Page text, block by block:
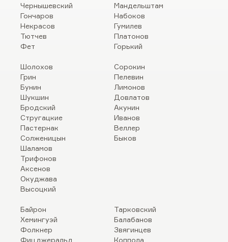
Чернышевский
Гончаров
Некрасов
Тютчев
Фет
Мандельштам
Набоков
Гумилев
Платонов
Горький
Шолохов
Грин
Бунин
Шукшин
Бродский
Стругацкие
Пастернак
Солженицын
Шаламов
Трифонов
Аксенов
Окуджава
Высоцкий
Сорокин
Пелевин
Лимонов
Довлатов
Акунин
Иванов
Веллер
Быков
Байрон
Хемингуэй
Фолкнер
Фицджеральд
Тарковский
Балабанов
Звягинцев
Коппола